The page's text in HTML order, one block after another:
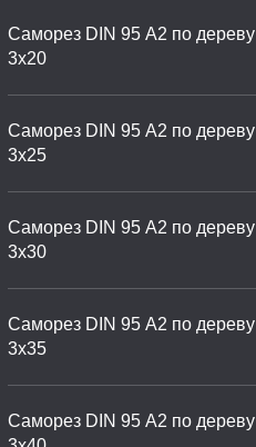
Саморез DIN 95 А2 по дереву
3х20
Саморез DIN 95 А2 по дереву
3х25
Саморез DIN 95 А2 по дереву
3х30
Саморез DIN 95 А2 по дереву
3х35
Саморез DIN 95 А2 по дереву